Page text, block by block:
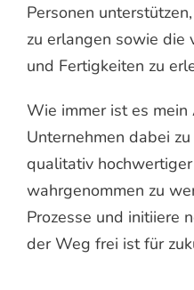
Personen
zu erlangen sowie die
und Fertigkeiten zu
Wie immer ist es mein
Unternehmen dabei
qualitativ
wahrgenommen zu
Prozesse und initiiere
der Weg frei ist für